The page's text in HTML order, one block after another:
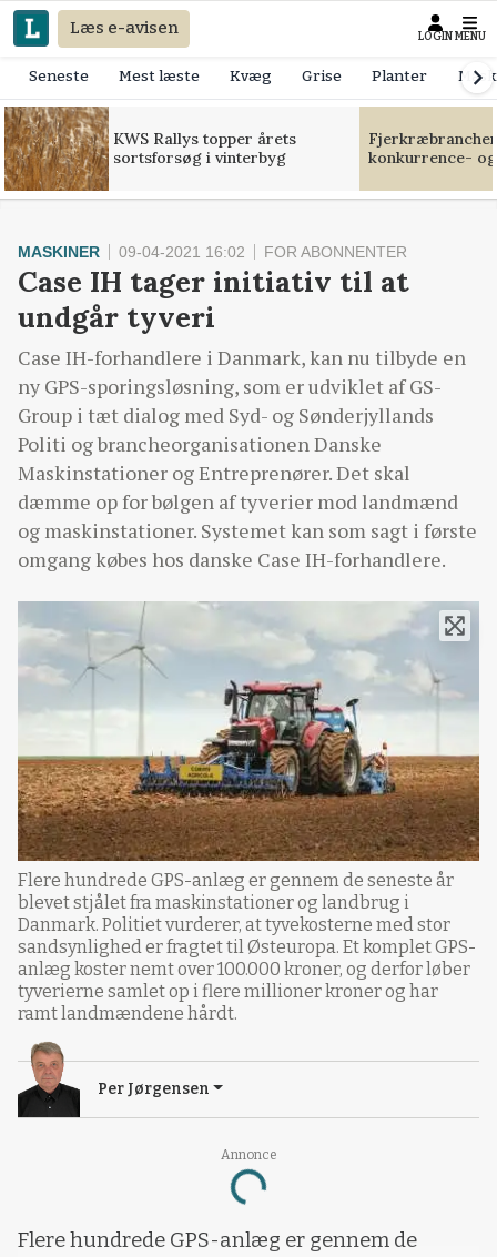
Læs e-avisen LOGIN MENU
Seneste Mest læste Kvæg Grise Planter
KWS Rallys topper årets
sortsforsøg i vinterbyg
konkurrence-
Annonce
Loading...
MASKINER 09-04-2021 16:02 FOR ABONNENTER
Case IH tager initiativ til at
undgår tyveri
Case IH-forhandlere i Danmark, kan nu tilbyde en
ny GPS-sporingsløsning, som er udviklet af GS-
Group i tæt dialog med Syd- og Sønderjyllands
Politi og brancheorganisationen Danske
Maskinstationer og Entreprenører. Det skal
dæmme op for bølgen af tyverier mod landmænd
og maskinstationer. Systemet kan som sagt i første
omgang købes hos danske Case IH-forhandlere.
Flere hundrede GPS-anlæg er gennem de seneste år
blevet stjålet fra maskinstationer og landbrug i
Danmark. Politiet vurderer, at tyvekosterne med stor
sandsynlighed er fragtet til Østeuropa. Et komplet GPS-
anlæg koster nemt over 100.000 kroner, og derfor løber
tyverierne samlet op i flere millioner kroner og har
ramt landmændene hårdt.
Per Jørgensen
Flere hundrede GPS-anlæg er gennem de